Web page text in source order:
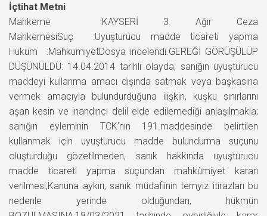
İçtihat Metni
Mahkeme :KAYSERİ 3. Ağır Ceza
MahkemesiSuç :Uyuşturucu madde ticareti yapma
Hüküm :MahkumiyetDosya incelendi.GEREĞİ GÖRÜŞÜLÜP
DÜŞÜNÜLDÜ: 14.04.2014 tarihli olayda; sanığın uyuşturucu
maddeyi kullanma amacı dışında satmak veya başkasına
vermek amacıyla bulundurduğuna ilişkin, kuşku sınırlarını
aşan kesin ve inandırıcı delil elde edilemediği anlaşılmakla;
sanığın eyleminin TCK’nın 191.maddesinde belirtilen
kullanmak için uyuşturucu madde bulundurma suçunu
oluşturduğu gözetilmeden, sanık hakkında uyuşturucu
madde ticareti yapma suçundan mahkûmiyet kararı
verilmesi,Kanuna aykırı, sanık müdafiinin temyiz itirazları bu
nedenle yerinde olduğundan, hükmün